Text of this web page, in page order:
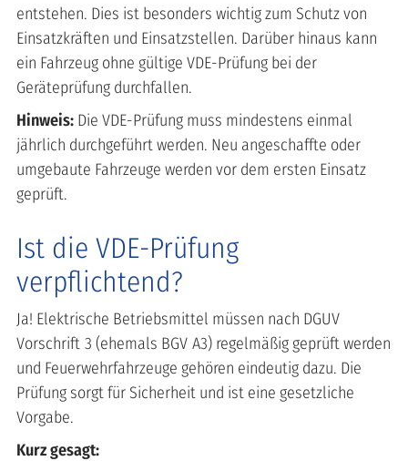
entstehen. Dies ist besonders wichtig zum Schutz von
Einsatzkräften und Einsatzstellen. Darüber hinaus kann
ein Fahrzeug ohne gültige VDE-Prüfung bei der
Geräteprüfung durchfallen.
Hinweis: Die VDE-Prüfung muss mindestens einmal
jährlich durchgeführt werden. Neu angeschaffte oder
umgebaute Fahrzeuge werden vor dem ersten Einsatz
geprüft.
Ist die VDE-Prüfung
verpflichtend?
Ja! Elektrische Betriebsmittel müssen nach DGUV
Vorschrift 3 (ehemals BGV A3) regelmäßig geprüft werden
und Feuerwehrfahrzeuge gehören eindeutig dazu. Die
Prüfung sorgt für Sicherheit und ist eine gesetzliche
Vorgabe.
Kurz gesagt: